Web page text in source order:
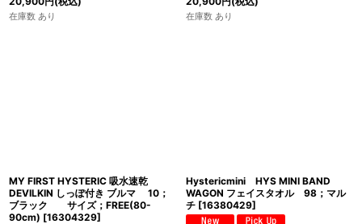
在庫数 あり 在庫数 あり
MY FIRST HYSTERIC 吸水速乾
DEVILKIN しっぽ付き ブルマ 10；
ブラック サイズ；FREE(80-
90cm) [16304329]
Hystericmini HYS MINI BAND
WAGON フェイスタオル 98；マル
チ [16380429]